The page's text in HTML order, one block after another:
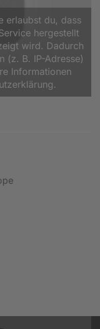
erlaubst du, dass
hergestellt
wird. Dadurch
(z. B. IP-Adresse)
Informationen